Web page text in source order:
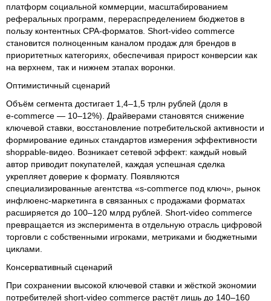
платформ социальной коммерции, масштабированием
реферальных программ, перераспределением бюджетов в
пользу контентных CPA‑форматов. Short-video commerce
становится полноценным каналом продаж для брендов в
приоритетных категориях, обеспечивая прирост конверсии как
на верхнем, так и нижнем этапах воронки.
Оптимистичный сценарий
Объём сегмента достигает 1,4–1,5 трлн рублей (доля в
e‑commerce — 10–12%). Драйверами становятся снижение
ключевой ставки, восстановление потребительской активности и
формирование единых стандартов измерения эффективности
shoppable‑видео. Возникает сетевой эффект: каждый новый
автор приводит покупателей, каждая успешная сделка
укрепляет доверие к формату. Появляются
специализированные агентства «s-commerce под ключ», рынок
инфлюенс‑маркетинга в связанных с продажами форматах
расширяется до 100–120 млрд рублей. Short-video commerce
превращается из эксперимента в отдельную отрасль цифровой
торговли с собственными игроками, метриками и бюджетными
циклами.
Консервативный сценарий
При сохранении высокой ключевой ставки и жёсткой экономии
потребителей short‑video commerce растёт лишь до 140–160